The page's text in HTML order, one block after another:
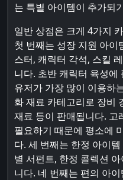
는 특별 아이템이 추가되
일반 상점은 크게 4가지
첫 번째는 성장 지원 아
스터, 캐릭터 각석, 스킬
니다. 초반 캐릭터 육성
유저가 가장 많이 이용하
화 재료 카테고리로 장비
재료 등이 판매됩니다. 고
필요하기 때문에 평소에
다. 세 번째는 한정 아이
별 서펀트, 한정 콜렉션
니다. 네 번째는 편의 아